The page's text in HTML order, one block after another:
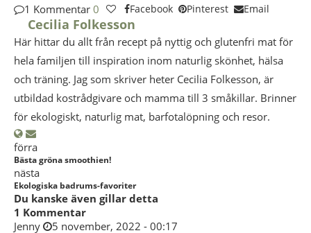
1 Kommentar 0 Facebook Pinterest Email
Cecilia Folkesson
Här hittar du allt från recept på nyttig och glutenfri mat för
hela familjen till inspiration inom naturlig skönhet, hälsa
och träning. Jag som skriver heter Cecilia Folkesson, är
utbildad kostrådgivare och mamma till 3 småkillar. Brinner
för ekologiskt, naturlig mat, barfotalöpning och resor.
förra
Bästa gröna smoothien!
nästa
Ekologiska badrums-favoriter
Du kanske även gillar detta
1 Kommentar
Jenny
5 november, 2022 - 00:17